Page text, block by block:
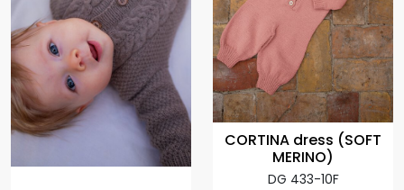
CORTINA dress (SOFT
MERINO)
DG 433-10F